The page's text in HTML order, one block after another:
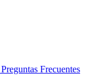
Preguntas Frecuentes